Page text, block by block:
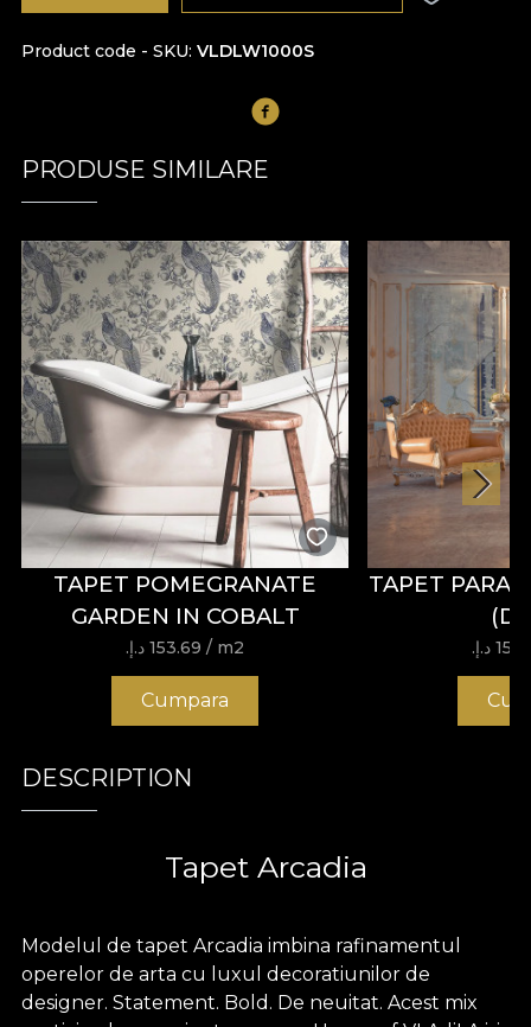
Product code - SKU VLDLW1000S
PRODUSE SIMILARE
TAPET POMEGRANATE
GARDEN IN COBALT
153.69 د.إ.‏ / m2
Cumpara
TAPET
د.إ.‏
DESCRIPTION
Tapet Arcadia
Modelul de tapet Arcadia imbina rafinamentul
operelor de arta cu luxul decoratiunilor de
designer. Statement. Bold. De neuitat. Acest mix